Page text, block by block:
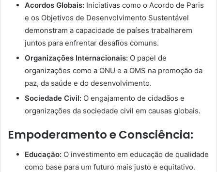
Acordos Globais: Iniciativas como o Acordo de Paris
e os Objetivos de Desenvolvimento Sustentável
demonstram a capacidade de países trabalharem
juntos para enfrentar desafios comuns.
Organizações Internacionais: O papel de
organizações como a ONU e a OMS na promoção da
paz, da saúde e do desenvolvimento.
Sociedade Civil: O engajamento de cidadãos e
organizações da sociedade civil em causas globais.
Empoderamento e Consciência:
Educação: O investimento em educação de qualidade
como base para um futuro mais justo e equitativo.